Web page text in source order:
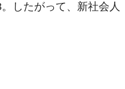
したがって、新社会人